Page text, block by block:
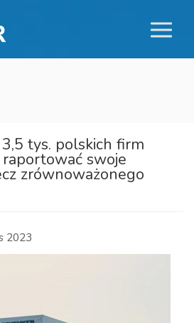
tys. polskich firm
raportować swoje
zrównoważonego
2023